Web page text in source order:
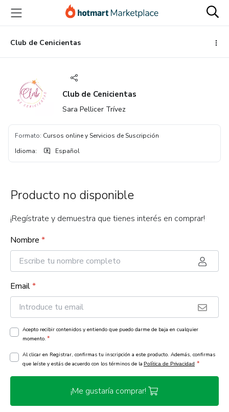
principal
página
de
página
Club de Cenicientas
Club de Cenicientas
Sara Pellicer Trívez
Formato: Cursos online y Servicios de Suscripción
Idioma: Español
Producto no disponible
¡Regístrate y demuestra que tienes interés en comprar!
Nombre *
Email*
Acepto recibir contenidos y entiendo que puedo darme de baja en cualquier
momento. *
Al clicar en Registrar, confirmas tu inscripción a este producto. Además, confirmas
que leíste y estás de acuerdo con los términos de la Política de Privacidad *
¡Me gustaría comprar!